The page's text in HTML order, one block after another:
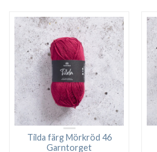
Tilda färg Mörkröd 46
Garntorget